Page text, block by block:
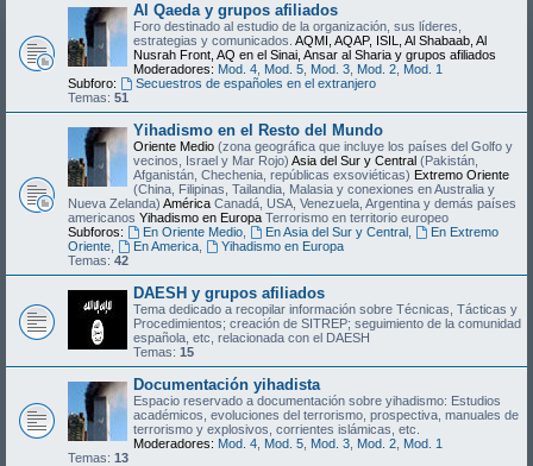
Al Qaeda y grupos afiliados
Foro destinado al estudio de la organización, sus líderes,
estrategias y comunicados. AQMI, AQAP, ISIL, Al Shabaab, Al
Nusrah Front, AQ en el Sinai, Ansar al Sharia y grupos afiliados
Moderadores: Mod. 4 Mod. 5 Mod. 3 Mod. 2 Mod. 1
Subforo:
Secuestros de españoles en el extranjero
Temas: 51
Yihadismo en el Resto del Mundo
Oriente Medio (zona geográfica que incluye los países del Golfo y
vecinos, Israel y Mar Rojo) Asia del Sur y Central (Pakistán,
Afganistán, Chechenia, repúblicas exsoviéticas) Extremo Oriente
(China, Filipinas, Tailandia, Malasia y conexiones en Australia y
Nueva Zelanda) América Canadá, USA, Venezuela, Argentina y demás países
americanos Yihadismo en Europa Terrorismo en territorio europeo
Subforos:
En Oriente Medio, En Asia del Sur y Central,
En Extremo
Oriente
En America,
Yihadismo en Europa
Temas: 42
DAESH y grupos afiliados
Tema dedicado a recopilar información sobre Técnicas, Tácticas y
Procedimientos; creación de SITREP; seguimiento de la comunidad
española, etc, relacionada con el DAESH
Temas: 15
Documentación yihadista
Espacio reservado a documentación sobre yihadismo: Estudios
académicos, evoluciones del terrorismo, prospectiva, manuales de
terrorismo y explosivos, corrientes islámicas, etc.
Moderadores: Mod. 4 Mod. 5 Mod. 3 Mod. 2 Mod. 1
Temas: 13